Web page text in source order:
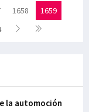
1658
1659
la automoción